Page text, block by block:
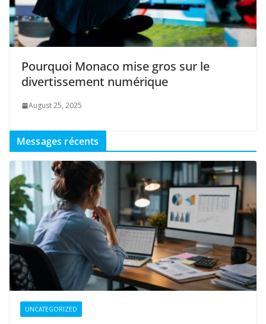
Pourquoi Monaco mise gros sur le
divertissement numérique
August 25, 2025
Messages récents
UNCATEGORIZED